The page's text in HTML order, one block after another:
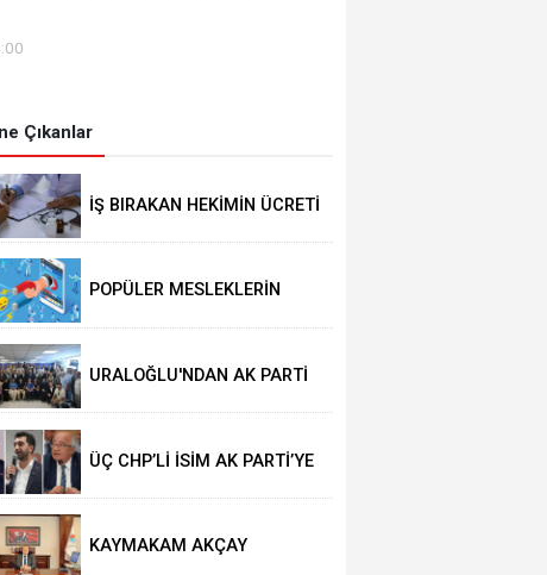
Çıkanlar
İŞ BIRAKAN HEKİMİN ÜCRETİ
POPÜLER MESLEKLERİN
URALOĞLU'NDAN AK PARTİ
ÜÇ CHP’Lİ İSİM AK PARTİ’YE
KAYMAKAM AKÇAY